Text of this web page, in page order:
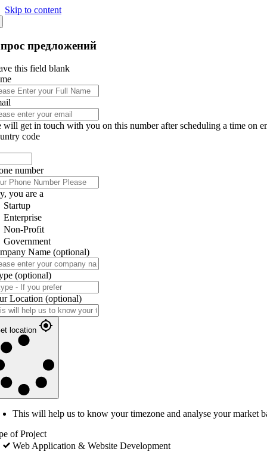
Skip to content
предложений
this field blank
will get in touch with you on this number after scheduling a time on
code
number
you are a
Startup
Enterprise
Non-Profit
Government
Name (optional)
(optional)
Location (optional)
location
This will help us to know your timezone and analyse your market
of Project
Web Application & Website Development